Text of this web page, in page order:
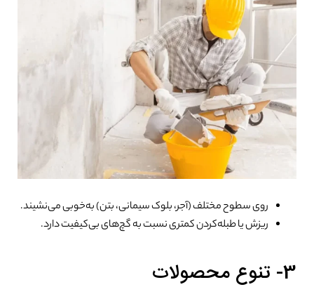
روی سطوح مختلف (آجر، بلوک سیمانی، بتن) به‌خوبی می‌نشیند.
ریزش یا طبله‌کردن کمتری نسبت به گچ‌های بی‌کیفیت دارد.
3- تنوع محصولات